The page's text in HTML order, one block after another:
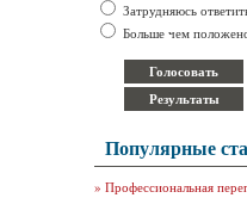
Затрудняюсь
Больше чем
Популярные
» Профессиональная